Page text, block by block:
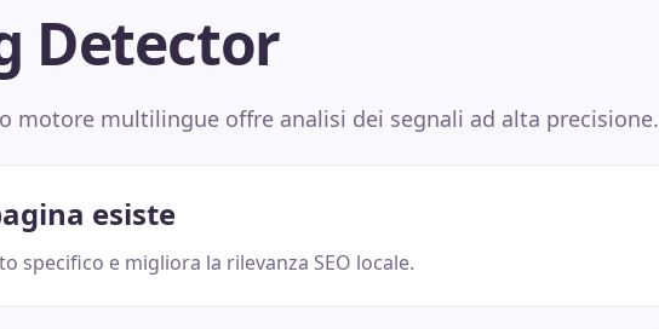
Detector
motore multilingue offre analisi dei segnali ad alta precisione.
esiste
specifico e migliora la rilevanza SEO locale.